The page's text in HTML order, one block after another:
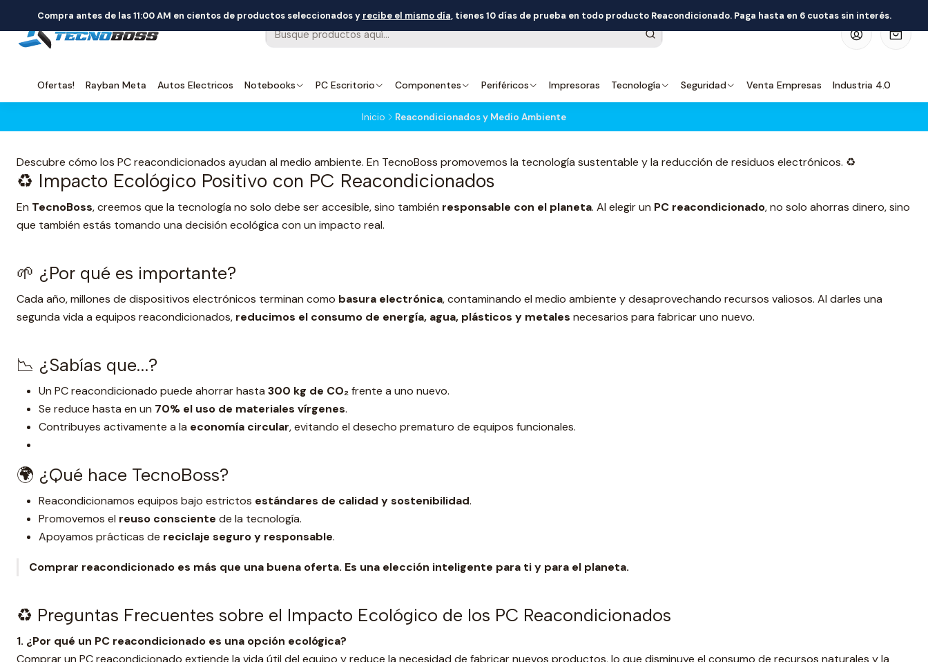
Ofertas! Rayban Meta Autos Electricos Notebooks PC Escritorio Componentes Periféricos Impresoras Tecnología Seguridad Venta Empresas Industria 4.0
Compra antes de las 11:00 AM en cientos de productos seleccionados y recibe el mismo día, tienes 10 días de prueba en todo producto Reacondicionado. Paga hasta en 6 cuotas sin interés.
Inicio Reacondicionados y Medio Ambiente
Descubre cómo los PC reacondicionados ayudan al medio ambiente. En TecnoBoss promovemos la tecnología sustentable y la reducción de residuos electrónicos. ♻️
♻️ Impacto Ecológico Positivo con PC Reacondicionados
En TecnoBoss, creemos que la tecnología no solo debe ser accesible, sino también responsable con el planeta. Al elegir un PC reacondicionado, no solo ahorras dinero, sino
que también estás tomando una decisión ecológica con un impacto real.
🌱 ¿Por qué es importante?
Cada año, millones de dispositivos electrónicos terminan como basura electrónica, contaminando el medio ambiente y desaprovechando recursos valiosos. Al darles una
segunda vida a equipos reacondicionados, reducimos el consumo de energía, agua, plásticos y metales necesarios para fabricar uno nuevo.
📉 ¿Sabías que...?
Un PC reacondicionado puede ahorrar hasta 300 kg de CO₂frente a uno nuevo.
Se reduce hasta en un 70% el uso de materiales vírgenes.
Contribuyes activamente a la economía circular, evitando el desecho prematuro de equipos funcionales.
🌍 ¿Qué hace TecnoBoss?
Reacondicionamos equipos bajo estrictos estándares de calidad y sostenibilidad.
Promovemos el reuso consciente de la tecnología.
Apoyamos prácticas de reciclaje seguro y responsable.
Comprar reacondicionado es más que una buena oferta. Es una elección inteligente para ti y para el planeta.
♻️ Preguntas Frecuentes sobre el Impacto Ecológico de los PC Reacondicionados
1. ¿Por qué un PC reacondicionado es una opción ecológica?
Comprar un PC reacondicionado extiende la vida útil del equipo y reduce la necesidad de fabricar nuevos productos, lo que disminuye el consumo de recursos naturales y la